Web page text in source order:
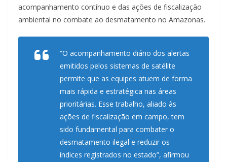
acompanhamento contínuo e das ações de fiscalização
ambiental no combate ao desmatamento no Amazonas.
“O acompanhamento diário dos alertas
emitidos pelos sistemas de satélite
permite que as equipes atuem de forma
mais rápida e estratégica nas áreas
prioritárias. Esse trabalho, aliado às
ações de fiscalização em campo, tem
sido fundamental para combater o
desmatamento ilegal e reduzir os
índices registrados no estado”, afirmou